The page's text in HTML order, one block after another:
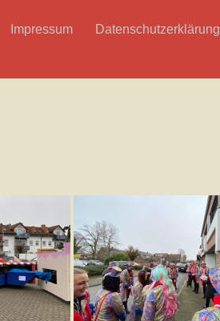
Impressum
Datenschutzerklärung